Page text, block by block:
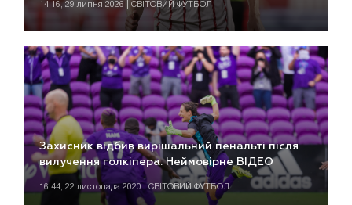
14:16, 29 липня 2026 | СВІТОВИЙ ФУТБОЛ
Захисник відбив вирішальний пенальті після
вилучення голкіпера. Неймовірне ВІДЕО
16:44, 22 листопада 2020 | СВІТОВИЙ ФУТБОЛ